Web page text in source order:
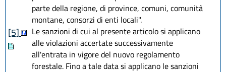
parte della regione, di province, comuni, comunità
montane, consorzi di enti locali".
[5]
Le sanzioni di cui al presente articolo si applicano
alle violazioni accertate successivamente
all'entrata in vigore del nuovo regolamento
forestale. Fino a tale data si applicano le sanzioni